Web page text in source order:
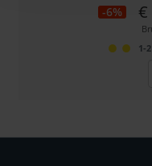
-6% €
1-